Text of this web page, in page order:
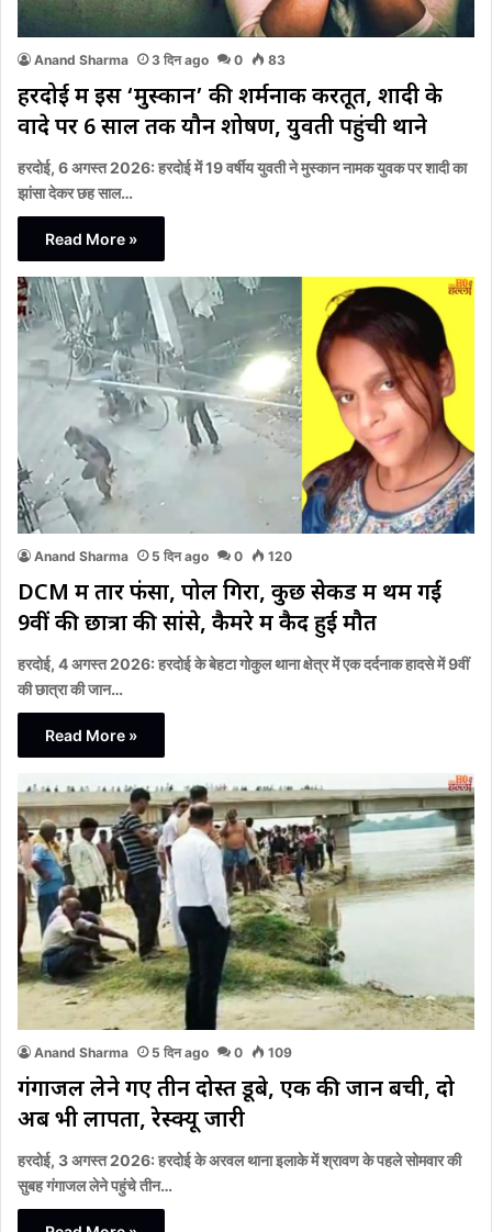
Anand Sharma 3 दिन ago 0 83
हरदोई में इस ‘मुस्कान’ की शर्मनाक करतूत, शादी के
वादे पर 6 साल तक यौन शोषण, युवती पहुंची थाने
हरदोई, 6 अगस्त 2026: हरदोई में 19 वर्षीय युवती ने मुस्कान नामक युवक पर शादी का
झांसा देकर छह साल…
Read More »
Anand Sharma 5 दिन ago 0 120
DCM में तार फंसा, पोल गिरा, कुछ सेकेंड में थम गईं
9वीं की छात्रा की सांसे, कैमरे में कैद हुई मौत
हरदोई, 4 अगस्त 2026: हरदोई के बेहटा गोकुल थाना क्षेत्र में एक दर्दनाक हादसे में 9वीं
की छात्रा की जान…
Read More »
Anand Sharma 5 दिन ago 0 109
गंगाजल लेने गए तीन दोस्त डूबे, एक की जान बची, दो
अब भी लापता, रेस्क्यू जारी
हरदोई, 3 अगस्त 2026: हरदोई के अरवल थाना इलाके में श्रावण के पहले सोमवार की
सुबह गंगाजल लेने पहुंचे तीन…